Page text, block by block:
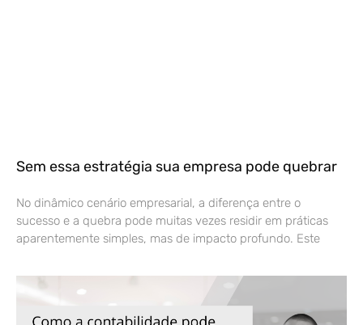
Sem essa estratégia sua empresa pode quebrar
No dinâmico cenário empresarial, a diferença entre o
sucesso e a quebra pode muitas vezes residir em práticas
aparentemente simples, mas de impacto profundo. Este